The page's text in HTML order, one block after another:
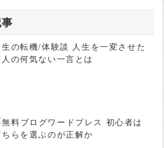
生の転機/体験談 人生を一変させた
人の何気ない一言とは
無料ブログ ワードプレス 初心者は
ちらを選ぶのが正解か